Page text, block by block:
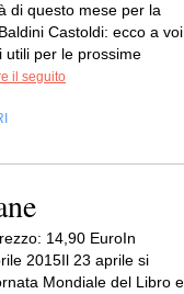
di questo mese per la
Castoldi: ecco a voi
utili per le prossime
il seguito
14,90 EuroIn
2015Il 23 aprile si
Mondiale del Libro e